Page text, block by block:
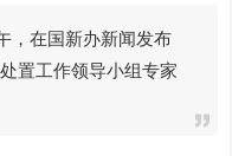
，在国新办新闻发布
置工作领导小组专家